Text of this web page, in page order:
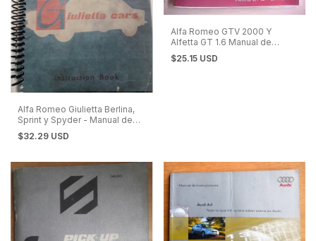
Alfa Romeo Giulietta Berlina,
Sprint y Spyder - Manual de
Instrucciones 1961
$32.29 USD
Alfa Romeo GTV 2000 Y
Alfetta GT 1.6 Manual de
Usuario
$25.15 USD